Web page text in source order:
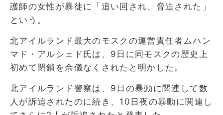
護師の女性が暴徒に「追い回され、脅迫された」
という。
北アイルランド最大のモスクの運営責任者ムハン
マド・アルシェド氏は、9日に同モスクの歴史上
初めて閉鎖を余儀なくされたと明かした。
北アイルランド警察は、9日の暴動に関連して数
人が訴追されたのに続き、10日夜の暴動に関連し